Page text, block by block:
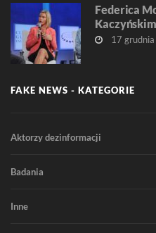
Federica
17
FAKE NEWS - KATEGORIE
Aktorzy dezinformacji
Badania
Inne